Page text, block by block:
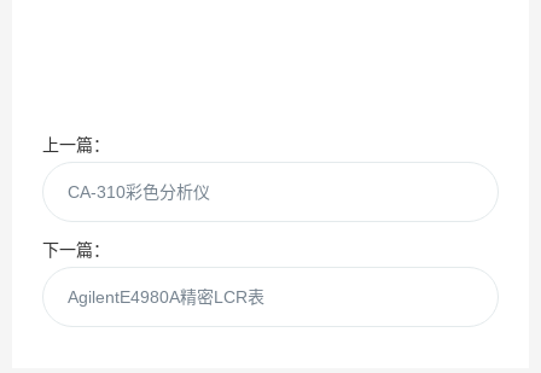
上一篇：
CA-310彩色分析仪
下一篇：
AgilentE4980A精密LCR表